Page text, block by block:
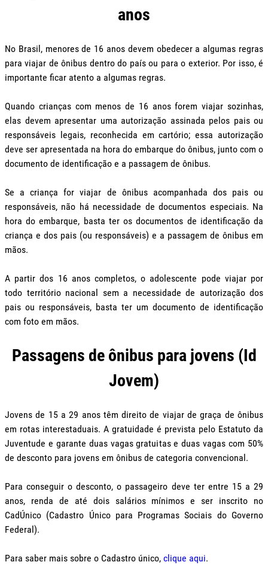
anos
No Brasil, menores de 16 anos devem obedecer a algumas regras
para viajar de ônibus dentro do país ou para o exterior. Por isso, é
importante ficar atento a algumas regras.
Quando crianças com menos de 16 anos forem viajar sozinhas,
elas devem apresentar uma autorização assinada pelos pais ou
responsáveis legais, reconhecida em cartório; essa autorização
deve ser apresentada na hora do embarque do ônibus, junto com o
documento de identificação e a passagem de ônibus.
Se a criança for viajar de ônibus acompanhada dos pais ou
responsáveis, não há necessidade de documentos especiais. Na
hora do embarque, basta ter os documentos de identificação da
criança e dos pais (ou responsáveis) e a passagem de ônibus em
mãos.
A partir dos 16 anos completos, o adolescente pode viajar por
todo território nacional sem a necessidade de autorização dos
pais ou responsáveis, basta ter um documento de identificação
com foto em mãos.
Passagens de ônibus para jovens (Id
Jovem)
Jovens de 15 a 29 anos têm direito de viajar de graça de ônibus
em rotas interestaduais. A gratuidade é prevista pelo Estatuto da
Juventude e garante duas vagas gratuitas e duas vagas com 50%
de desconto para jovens em ônibus de categoria convencional.
Para conseguir o desconto, o passageiro deve ter entre 15 a 29
anos, renda de até dois salários mínimos e ser inscrito no
CadÚnico (Cadastro Único para Programas Sociais do Governo
Federal).
Para saber mais sobre o Cadastro único, clique aqui.